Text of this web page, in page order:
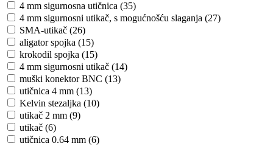
4 mm sigurnosna utičnica (35)
4 mm sigurnosni utikač, s mogućnošću slaganja (27)
SMA-utikač (26)
aligator spojka (15)
krokodil spojka (15)
4 mm sigurnosni utikač (14)
muški konektor BNC (13)
utičnica 4 mm (13)
Kelvin stezaljka (10)
utikač 2 mm (9)
utikač (6)
utičnica 0.64 mm (6)